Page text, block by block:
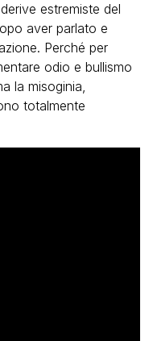
estremiste del
aver parlato e
Perché per
odio e bullismo
la misoginia,
totalmente